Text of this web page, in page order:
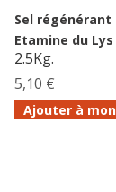
Sel régénérant
Etamine du Lys
2.5Kg.
5,10 €
Ajouter à